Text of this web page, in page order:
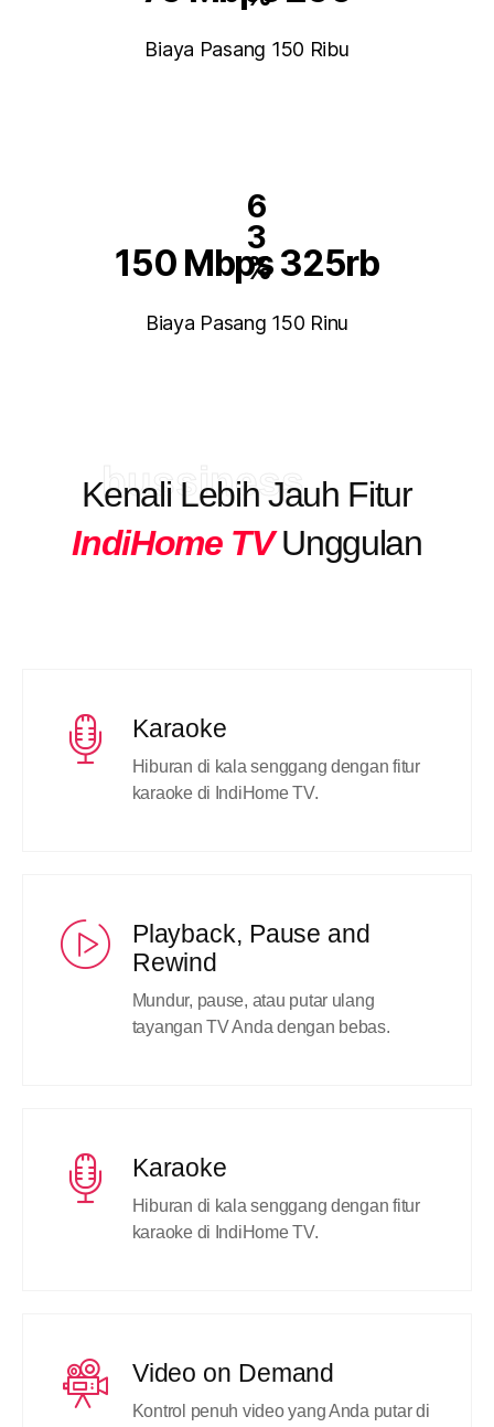
Biaya Pasang 150 Ribu
6
3
%
150 Mbps 325rb
Biaya Pasang 150 Rinu
bussiness
Kenali Lebih Jauh Fitur
IndiHome TVUnggulan
Karaoke
Hiburan di kala senggang dengan fitur
karaoke di IndiHome TV.
Playback, Pause and
Rewind
Mundur, pause, atau putar ulang
tayangan TV Anda dengan bebas.
Karaoke
Hiburan di kala senggang dengan fitur
karaoke di IndiHome TV.
Video on Demand
Kontrol penuh video yang Anda putar di